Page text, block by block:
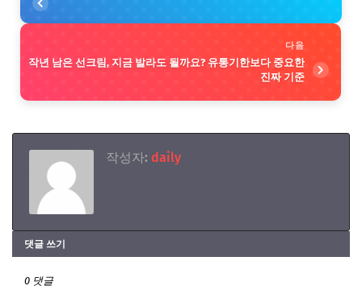
다음
작년 남은 선크림, 지금 발라도 될까요? 유통기한보다 중요한
진짜 기준
작성자: daily
댓글 쓰기
0 댓글